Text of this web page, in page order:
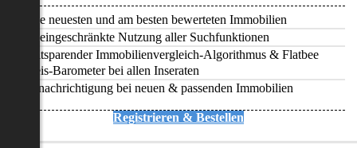
Alle neuesten und am besten bewerteten Immobilien
Uneingeschränkte Nutzung aller Suchfunktionen
Zeitsparender Immobilienvergleich-Algorithmus & Flatbee
Preis-Barometer bei allen Inseraten
Benachrichtigung bei neuen & passenden Immobilien
Registrieren & Bestellen